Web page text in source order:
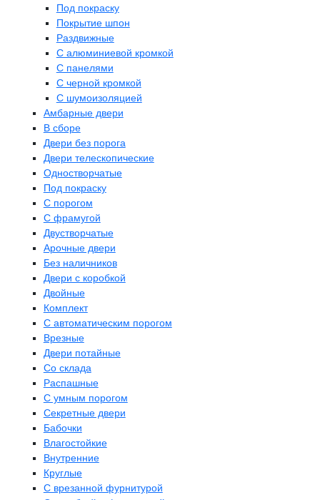
Под покраску
Покрытие шпон
Раздвижные
С алюминиевой кромкой
С панелями
С черной кромкой
С шумоизоляцией
Амбарные двери
В сборе
Двери без порога
Двери телескопические
Одностворчатые
Под покраску
С порогом
С фрамугой
Двустворчатые
Арочные двери
Без наличников
Двери с коробкой
Двойные
Комплект
С автоматическим порогом
Врезные
Двери потайные
Со склада
Распашные
С умным порогом
Секретные двери
Бабочки
Влагостойкие
Внутренние
Круглые
С врезанной фурнитурой